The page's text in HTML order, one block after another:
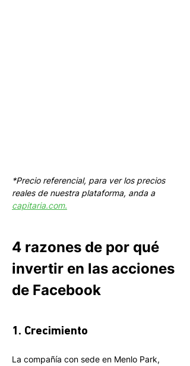
*Precio referencial, para ver los precios
reales de nuestra plataforma, anda a
capitaria.com.
4 razones de por qué
invertir en las acciones
de Facebook
1. Crecimiento
La compañía con sede en Menlo Park,